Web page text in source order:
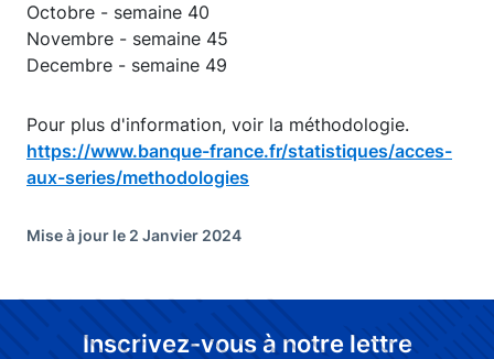
Octobre - semaine 40
Novembre - semaine 45
Decembre - semaine 49
Pour plus d'information, voir la méthodologie.
https://www.banque-france.fr/statistiques/acces-
aux-series/methodologies
Mise à jour le 2 Janvier 2024
Inscrivez-vous à notre lettre